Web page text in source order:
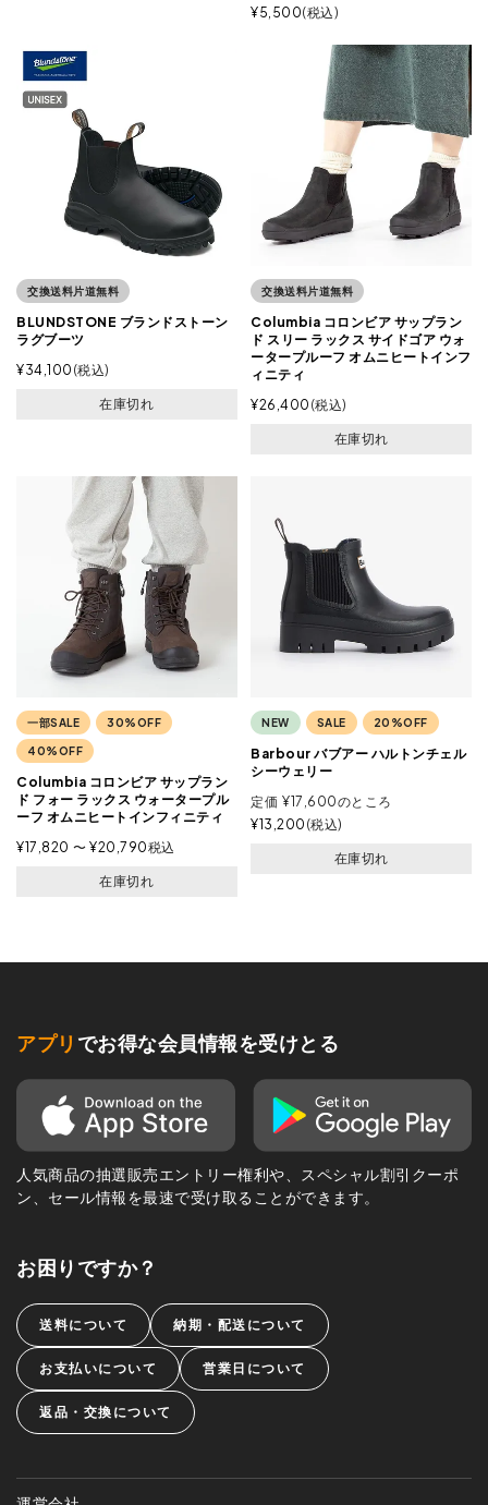
¥5,500 税込
交換送料片道無料
BLUNDSTONE ブランドストーン
ラグブーツ
¥34,100 税込
在庫切れ
交換送料片道無料
Columbia コロンビア サップラン
ド スリー ラックス サイドゴア ウォ
ータープルーフ オムニヒートインフ
ィニティ
¥26,400 税込
在庫切れ
一部SALE 30%OFF
40%OFF
Columbia コロンビア サップラン
ド フォー ラックス ウォータープル
ーフ オムニヒートインフィニティ
¥17,820 〜 ¥20,790税込
在庫切れ
NEW SALE 20%OFF
Barbour バブアー ハルトンチェル
シーウェリー
定価 ¥17,600のところ
¥13,200 税込
在庫切れ
アプリ でお得な会員情報を受けとる
人気商品の抽選販売エントリー権利や、スペシャル割引クーポ
ン、セール情報を最速で受け取ることができます。
お困りですか？
送料について 納期・配送について
お支払いについて 営業日について
返品・交換について